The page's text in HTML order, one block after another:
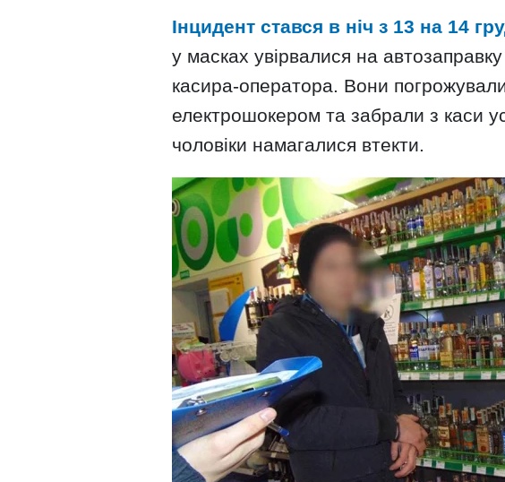
Інцидент стався в ніч з 13 на 14
у масках увірвалися на
касира-оператора. Вони
електрошокером та забрали з каси
чоловіки намагалися втекти.